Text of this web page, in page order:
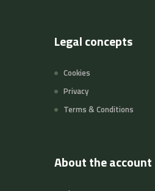
Legal concepts
Cookies
Privacy
Terms & Conditions
About the account